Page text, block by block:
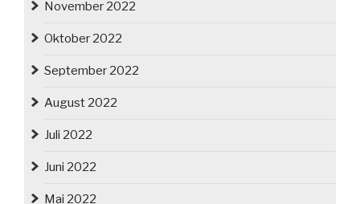
November 2022
Oktober 2022
September 2022
August 2022
Juli 2022
Juni 2022
Mai 2022